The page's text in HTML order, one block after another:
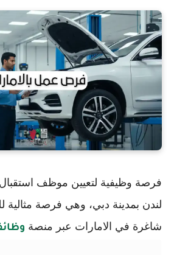
فرصة وظيفية لتعيين موظف
لندن بمدينة دبي، وهي فرصة مثالية
شاغرة في الامارات عبر منصة